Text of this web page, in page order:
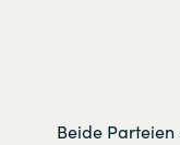
Beide